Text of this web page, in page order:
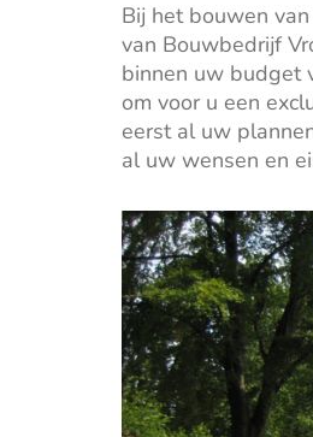
Bij het bouwen
van Bouwbedrijf
binnen uw budget
om voor u een
eerst al uw
al uw wensen en